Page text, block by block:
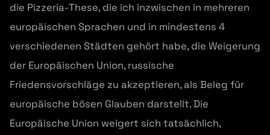
die Pizzeria-These, die ich inzwischen in mehreren
europäischen Sprachen und in mindestens 4
verschiedenen Städten gehört habe, die Weigerung
der Europäischen Union, russische
Friedensvorschläge zu akzeptieren, als Beleg für
europäische bösen Glauben darstellt. Die
Europäische Union weigert sich tatsächlich,